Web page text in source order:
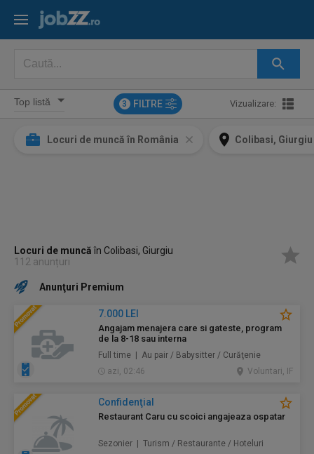
3 FILTRE Vizualizare:
Locuri de muncă în România Colibasi, Giurgiu
Locuri de muncăîn Colibasi, Giurgiu
112 anunțuri
Anunţuri Premium
7.000 LEI
Angajam menajera care si gateste, program
de la 8-18 sau interna
Full time | Au pair / Babysitter / Curăţenie
azi, 02:46
Voluntari, IF
Confidenţial
Restaurant Caru cu scoici angajeaza ospatar
Sezonier | Turism / Restaurante / Hoteluri